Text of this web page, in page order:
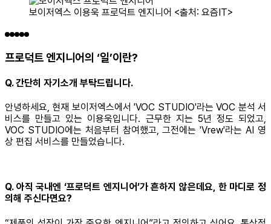
보이저엑스 이용욱 프로덕트 엔지니어 <출처: 요즘IT>
프로덕트 엔지니어의 ‘일’이란?
Q. 간단히 자기소개 부탁드립니다.
안녕하세요, 현재 보이저엑스에서 'VOC STUDIO'라는 VOC 분석 서
비스를 만들고 있는 이용욱입니다. 근무한 지는 5년 정도 되었고,
VOC STUDIO에는 처음부터 참여했고, 그전에는 'Vrew'라는 AI 영
상 편집 서비스를 만들었습니다.
Q. 아직 국내엔 ‘프로덕트 엔지니어’가 흔하지 않은데요, 한 마디로 정
의해 주신다면요?